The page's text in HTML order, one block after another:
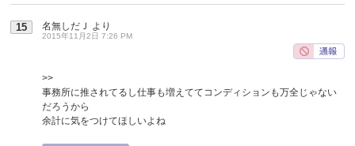
15 名無しだＪ より
2015年11月2日 7:26 PM
>>
事務所に推されてるし仕事も増えててコンディションも万全じゃない
だろうから
余計に気をつけてほしいよね